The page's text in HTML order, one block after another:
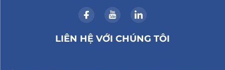
LIÊN HỆ VỚI CHÚNG TÔI